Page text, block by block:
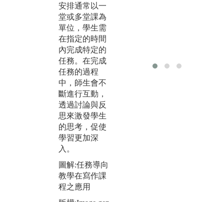
安排通常以一
堂或多堂課為
單位，學生需
在指定的時間
內完成特定的
任務。在完成
任務的過程
中，師生會不
斷進行互動，
透過討論與反
思來激發學生
的思考，促使
學習更加深
入。
圖解:任務導向
教學在寫作課
程之應用
式進行，強調